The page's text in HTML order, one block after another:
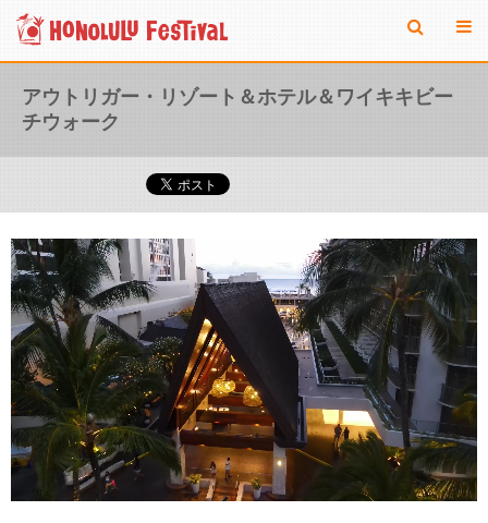
アウトリガー・リゾート＆ホテル＆ワイキキビー
チウォーク